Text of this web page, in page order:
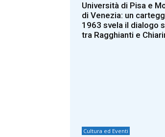
Università di Pisa e
di Venezia: un
1963 svela il dialogo
tra Ragghianti e
Cultura ed Eventi